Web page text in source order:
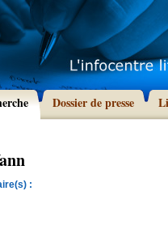
Dossier de presse
: